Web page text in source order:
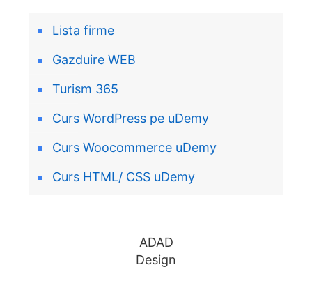
Lista firme
Gazduire WEB
Turism 365
Curs WordPress pe uDemy
Curs Woocommerce uDemy
Curs HTML/ CSS uDemy
ADAD
Design